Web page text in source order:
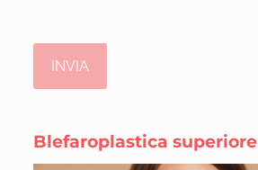
Blefaroplastica superiore